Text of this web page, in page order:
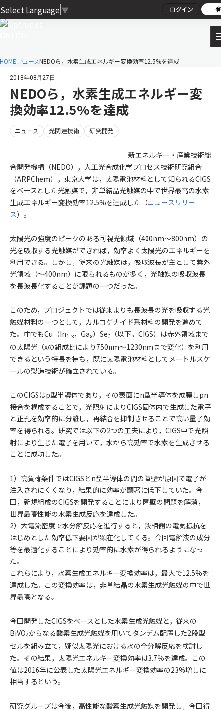
Select Language ▼ ログイン
HOMEニュースNEDOら，水素生成エネルギー変換効率12.5%を達成
2018年08月27日
NEDOら，水素生成エネルギー変
換効率12.5%を達成
ニュース 光関連技術 研究開発
新エネルギー・産業技術総
合開発機構（NEDO），人工光合成化学プロセス技術研究組合
（ARPChem），東京大学は，太陽電池材料として知られるCIGS
をベースとした光触媒で，非単結晶光触媒の中で世界最高の水素
生成エネルギー変換効率12.5%を達成した（ニュースリリー
ス）。
太陽光の強度のピークのある可視光領域（400nm～800nm）の
光を吸収する光触媒ができれば，効率よく太陽光のエネルギーを
利用できる。しかし，従来の光触媒は，吸収波長が主として紫外
光領域（～400nm）に限られるものが多く，光触媒の吸収波長
を長波長化することが課題の一つだった。
このため，プロジェクトでは従来よりも長波長の光を吸収する光
触媒材料の一つとして，カルコゲナイド系材料の開発を進めて
た。中でもCu（In1-x，Gax）Se2 （以下，CIGS）は赤外領域まで
の太陽光（xの組成比により750nm～1230nmまで変化）を利用
できるという特長を持ち，既に太陽電池材料としてメートルスケ
ールの製造技術が確立されている。
このCIGSはp型半導体であり，その表面にn型半導体を成膜しpn
接合を構成することで，光照射によりCIGS固体内で生成した電子
と正孔を効率的に分離し，再結合を抑制させることで高い量子効
率を得られる。研究では以下の2つの工夫により，CIGS中で光照
射により生じた電子を用いて，水から高効率で水素を生成させる
ことに成功した。
1）高負荷条件ではCIGSとn型半導体の間の障壁が原因で電子が
注入されにくくなり，結果的に効率が顕著に低下していた。今
回，新規組成のCIGSを開発することにより障壁の問題を解消，
世界最高性能の水素生成反応を達成した。
2）大電流密度で水分解反応を進行すると，液相側の電気抵抗を
はじめとした効率低下要因が顕在化してくる。今回電解液の成分
等を最適化することにより効率的に水素が得られるようになっ
た。
これらにより，水素生成エネルギー変換効率は，最大で12.5%を
達成した。この変換効率は，非単結晶の水素生成光触媒の中で世
界最高となる。
今回開発したCIGSをベースとした水素生成光触媒と，従来の
BiVO4からなる酸素生成光触媒を用いてタンデム配置した2段型
セルを組み立て，疑似太陽光における水の全分解反応を検討し
た。その結果，太陽光エネルギー変換効率は3.7％を達成。この
値は2016年に公表した太陽光エネルギー変換効率の23%増しに
相当するという。
研究グループは今後，高性能な酸素生成光触媒を開発し，今回得